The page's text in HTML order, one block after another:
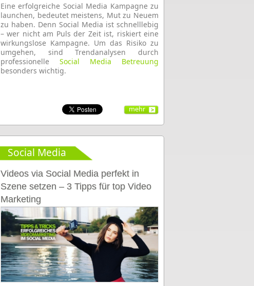
Eine erfolgreiche Social Media Kampagne zu
launchen, bedeutet meistens, Mut zu Neuem
zu haben. Denn Social Media ist schnelllebig
– wer nicht am Puls der Zeit ist, riskiert eine
wirkungslose Kampagne. Um das Risiko zu
umgehen, sind Trendanalysen durch
professionelle Social Media Betreuung
besonders wichtig.
mehr
Social Media
Videos via Social Media perfekt in
Szene setzen – 3 Tipps für top Video
Marketing